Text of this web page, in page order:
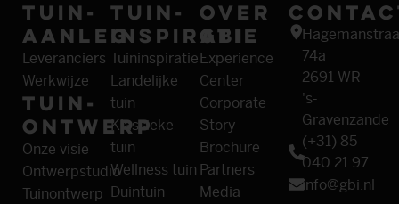
Tuin­
aanleg
Leveranciers
Werkwijze
Tuin­
ontwerp
Onze visie
Ontwerpstudio
Tuinontwerp
Tuin­
inspiratie
Tuininspiratie
Landelijke
tuin
Klassieke
tuin
Wellness tuin
Duintuin
Over
GBI
Experience
Center
Corporate
Story
Brochure
Partners
Media
74a
2691 WR
's-
Gravenzande
(+31) 85
040 21 97
info@gbi.nl